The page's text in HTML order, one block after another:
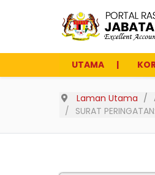
UTAMA
Laman Utama
SURAT